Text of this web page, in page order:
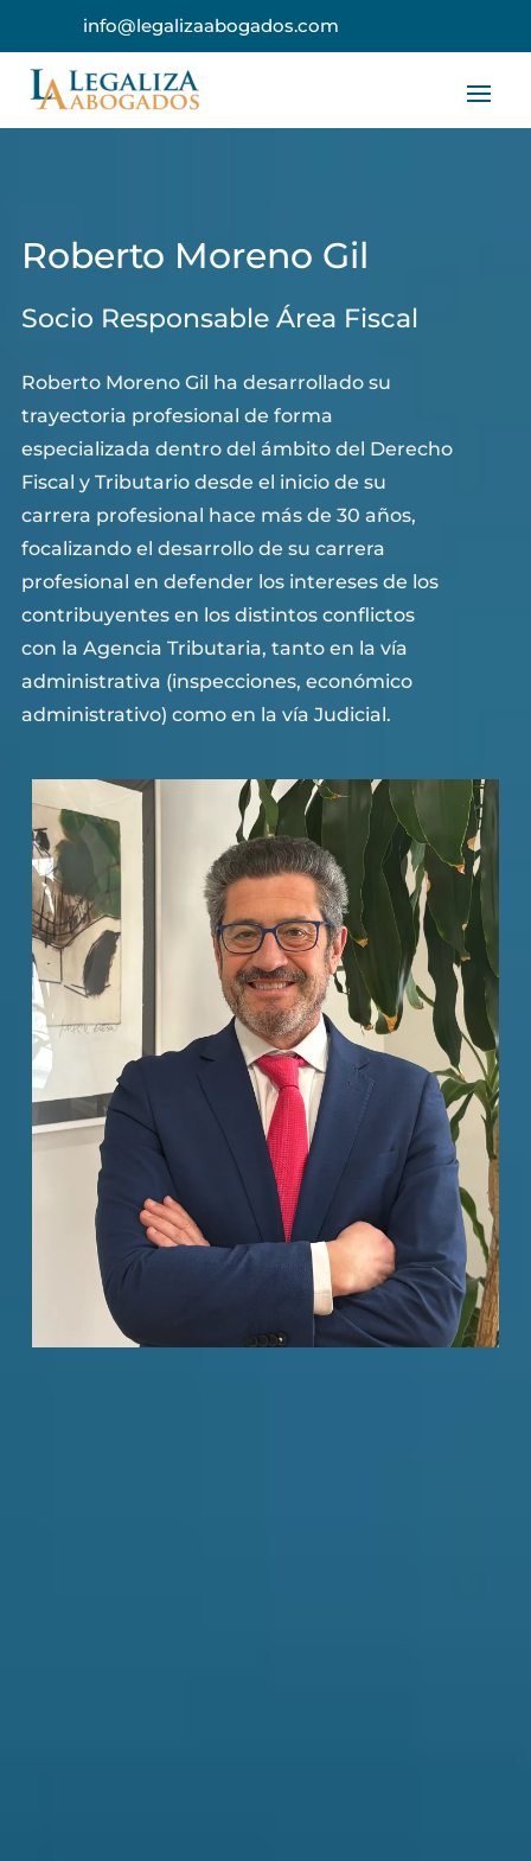
info@legalizaabogados.com
Roberto Moreno Gil
Socio Responsable Área Fiscal
Roberto Moreno Gil ha desarrollado su
trayectoria profesional de forma
especializada dentro del ámbito del Derecho
Fiscal y Tributario desde el inicio de su
carrera profesional hace más de 30 años,
focalizando el desarrollo de su carrera
profesional en defender los intereses de los
contribuyentes en los distintos conflictos
con la Agencia Tributaria, tanto en la vía
administrativa (inspecciones, económico
administrativo) como en la vía Judicial.